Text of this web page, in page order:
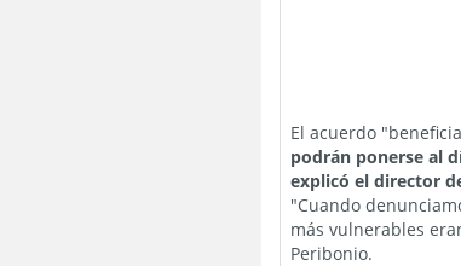
El acuerdo
podrán ponerse al
explicó el director
"Cuando
más vulnerables
Peribonio.